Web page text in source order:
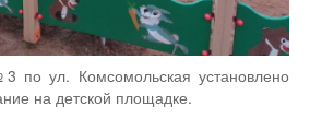
по ул. Комсомольская установлено
на детской площадке.